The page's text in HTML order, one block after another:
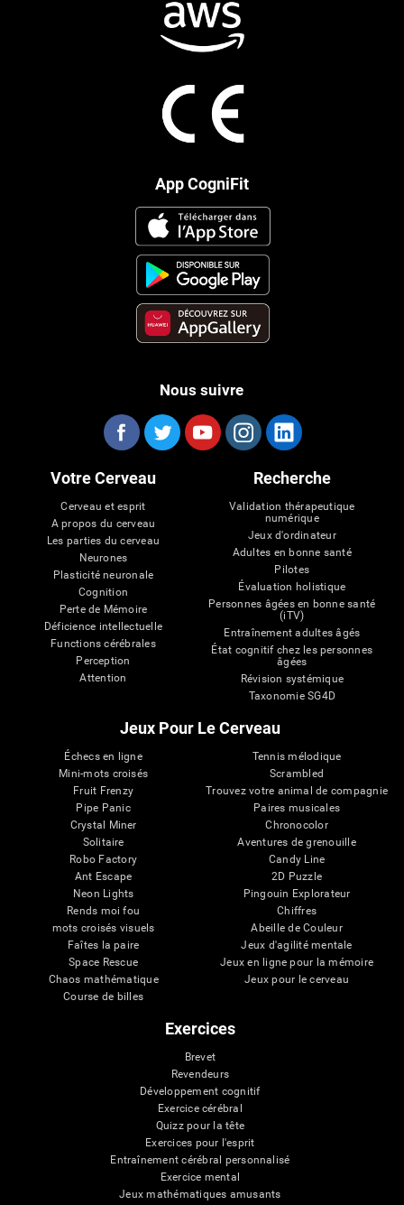
App CogniFit
Nous suivre
Votre Cerveau
Cerveau et esprit
A propos du cerveau
Les parties du cerveau
Neurones
Plasticité neuronale
Cognition
Perte de Mémoire
Déficience intellectuelle
Functions cérébrales
Perception
Attention
Recherche
Validation thérapeutique
numérique
Jeux d'ordinateur
Adultes en bonne santé
Pilotes
Évaluation holistique
Personnes âgées en bonne santé
(iTV)
Entraînement adultes âgés
État cognitif chez les personnes
âgées
Révision systémique
Taxonomie SG4D
Jeux Pour Le Cerveau
Échecs en ligne
Mini-mots croisés
Fruit Frenzy
Pipe Panic
Crystal Miner
Solitaire
Robo Factory
Ant Escape
Neon Lights
Rends moi fou
mots croisés visuels
Faîtes la paire
Space Rescue
Chaos mathématique
Course de billes
Tennis mélodique
Scrambled
Trouvez votre animal de compagnie
Paires musicales
Chronocolor
Aventures de grenouille
Candy Line
2D Puzzle
Pingouin Explorateur
Chiffres
Abeille de Couleur
Jeux d'agilité mentale
Jeux en ligne pour la mémoire
Jeux pour le cerveau
Exercices
Brevet
Revendeurs
Développement cognitif
Exercice cérébral
Quizz pour la tête
Exercices pour l'esprit
Entraînement cérébral personnalisé
Exercice mental
Jeux mathématiques amusants